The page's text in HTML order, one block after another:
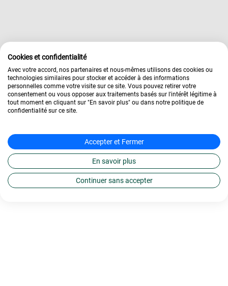
Cookies et confidentialité
Avec votre accord, nos partenaires et nous-mêmes utilisons des cookies ou
technologies similaires pour stocker et accéder à des informations
personnelles comme votre visite sur ce site. Vous pouvez retirer votre
consentement ou vous opposer aux traitements basés sur l'intérêt légitime à
tout moment en cliquant sur "En savoir plus" ou dans notre politique de
confidentialité sur ce site.
Accepter et Fermer
En savoir plus
Continuer sans accepter